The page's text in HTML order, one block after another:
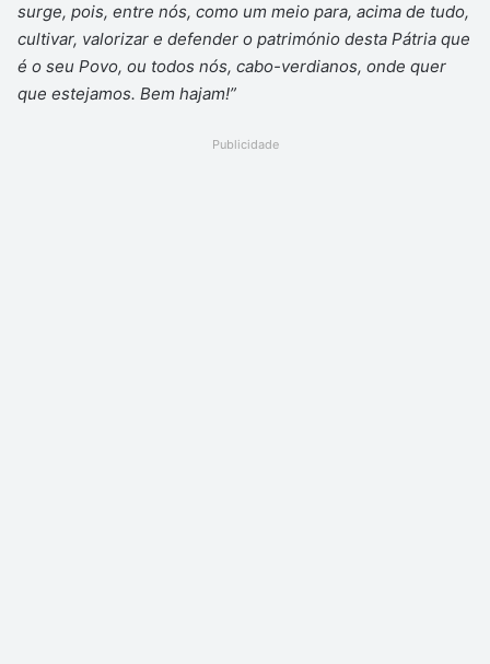
surge, pois, entre nós, como um meio para, acima de tudo,
cultivar, valorizar e defender o património desta Pátria que
é o seu Povo, ou todos nós, cabo-verdianos, onde quer
que estejamos. Bem hajam!”
Publicidade